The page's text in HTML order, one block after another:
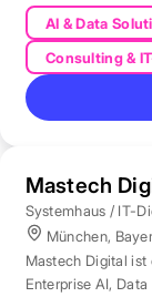
AI & Data
Consulting &
Mastech
Systemhaus / IT-
München,
Mastech Digital ist
Enterprise AI,